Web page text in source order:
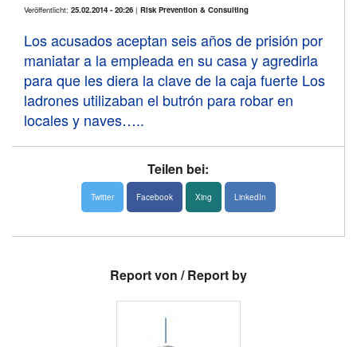
News
Über uns
Links
Medien
Veröffentlicht: 25.02.2014 - 20:26 | Risk Prevention & Consulting
Los acusados aceptan seis años de prisión por
maniatar a la empleada en su casa y agredirla
para que les diera la clave de la caja fuerte Los
ladrones utilizaban el butrón para robar en
locales y naves…..
Teilen bei:
Twitter Facebook Xing LinkedIn
Report von / Report by